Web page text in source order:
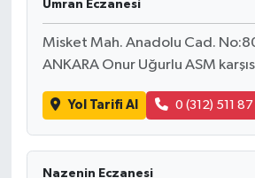
Ümran Eczanesi
Misket Mah. Anadolu Cad.
ANKARA Onur Uğurlu ASM
Yol Tarifi Al 0 (312) 511
Nazenin Eczanesi